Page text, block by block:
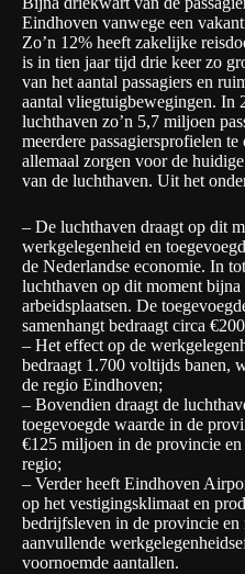
Eindhoven vanwege een
Zo’n 12% heeft zakelijke
is in tien jaar tijd drie keer zo
van het aantal passagiers en
aantal vliegtuigbewegingen. In
luchthaven zo’n 5,7 miljoen
meerdere passagiersprofielen
allemaal zorgen voor de
van de luchthaven. Uit het
– De luchthaven draagt op dit
werkgelegenheid en
de Nederlandse economie. In
luchthaven op dit moment
arbeidsplaatsen. De
samenhangt bedraagt circa
– Het effect op de
bedraagt 1.700 voltijds banen,
de regio Eindhoven;
– Bovendien draagt de
toegevoegde waarde in de
€125 miljoen in de provincie
regio;
– Verder heeft Eindhoven
op het vestigingsklimaat en
bedrijfsleven in de provincie
aanvullende
voornoemde aantallen.